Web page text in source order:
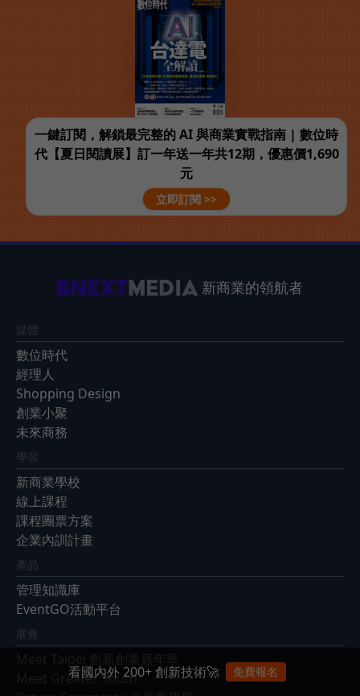
一鍵訂閱，解鎖最完整的 AI 與商業實戰指南 | 數位時
代【夏日閱讀展】訂一年送一年共12期，優惠價1,690
元
立即訂閱 >>
新商業的領航者
媒體
數位時代
經理人
Shopping Design
創業小聚
未來商務
學習
新商業學校
線上課程
課程團票方案
企業內訓計畫
產品
管理知識庫
EventGO活動平台
展會
Meet Greater South
看國內外 200+ 創新技術🚀 免費報名